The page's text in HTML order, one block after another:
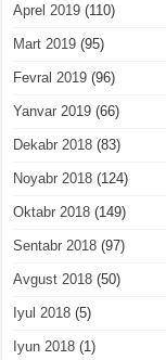
Aprel 2019 (110)
Mart 2019 (95)
Fevral 2019 (96)
Yanvar 2019 (66)
Dekabr 2018 (83)
Noyabr 2018 (124)
Oktabr 2018 (149)
Sentabr 2018 (97)
Avgust 2018 (50)
Iyul 2018 (5)
Iyun 2018 (1)